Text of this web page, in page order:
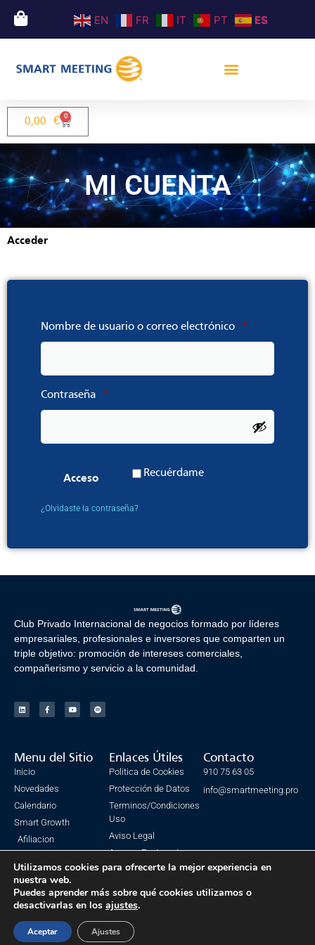
EN FR IT PT ES
0,00 € 0
MI CUENTA
Acceder
Nombre de usuario o correo electrónico *
Contraseña *
Recuérdame
Acceso
¿Olvidaste la contraseña?
Club Privado Internacional de negocios formado por líderes
empresariales, profesionales e inversores que comparten un
triple objetivo: promoción de intereses comerciales,
compañerismo y servicio a la comunidad.
Menu del Sitio
Inicio
Novedades
Calendario
Smart Growth
Afiliacion
Enlaces Útiles
Politica de Cookies
Protección de Datos
Terminos/Condiciones
Uso
Aviso Legal
Acceso Facturacion
Contacto
910 75 63 05
info@smartmeeting.pro
© Todos los derechos reservados. SmartMeeting 2023
Made with ❤ by IsmaSEO
Utilizamos cookies para ofrecerte la mejor experiencia en
nuestra web.
Puedes aprender más sobre qué cookies utilizamos o
desactivarlas en los ajustes.
Aceptar Ajustes